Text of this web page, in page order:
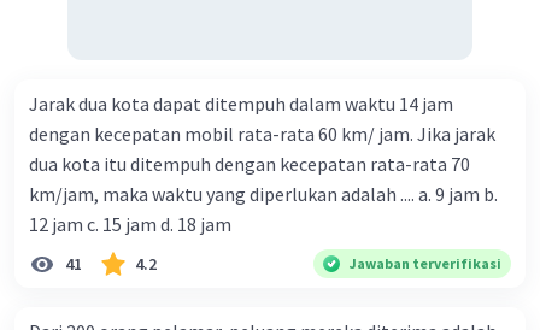
Jarak dua kota dapat ditempuh dalam waktu 14 jam
dengan kecepatan mobil rata-rata 60 km/ jam. Jika jarak
dua kota itu ditempuh dengan kecepatan rata-rata 70
km/jam, maka waktu yang diperlukan adalah .... a. 9 jam b.
12 jam c. 15 jam d. 18 jam
41 4.2 Jawaban terverifikasi